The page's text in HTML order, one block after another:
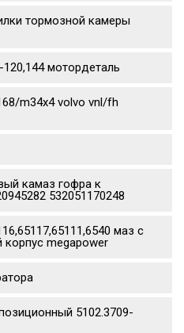
тормозной камеры
мотордеталь
m34x4 volvo vnl/fh
камаз гофра к
532051170248
маз с
megapower
5102.3709-